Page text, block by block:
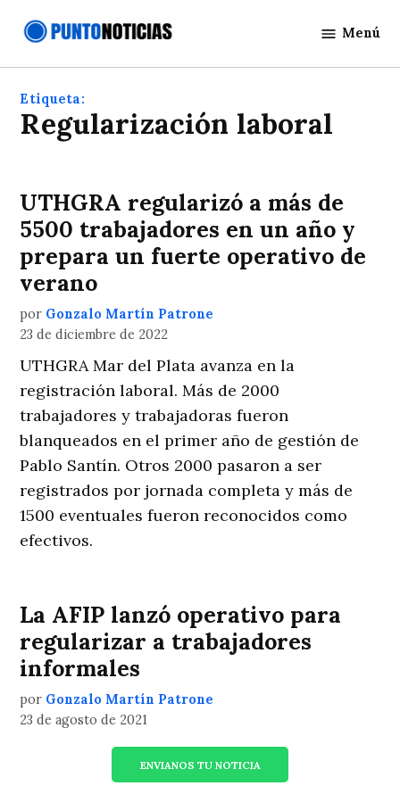
Noticias
Menú
Etiqueta:
Regularización laboral
UTHGRA regularizó a más de
5500 trabajadores en un año y
prepara un fuerte operativo de
verano
por Gonzalo Martín Patrone
23 de diciembre de 2022
UTHGRA Mar del Plata avanza en la
registración laboral. Más de 2000
trabajadores y trabajadoras fueron
blanqueados en el primer año de gestión de
Pablo Santín. Otros 2000 pasaron a ser
registrados por jornada completa y más de
1500 eventuales fueron reconocidos como
efectivos.
La AFIP lanzó operativo para
regularizar a trabajadores
informales
por Gonzalo Martín Patrone
23 de agosto de 2021
ENVIANOS TU NOTICIA